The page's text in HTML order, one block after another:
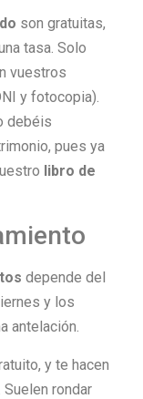
son gratuitas,
tasa. Solo
vuestros
y fotocopia).
debéis
pues ya
libro de
depende del
y los
antelación.
y te hacen
rondar